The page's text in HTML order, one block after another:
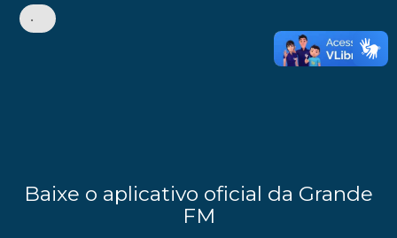
•
Baixe o aplicativo oficial da Grande
FM